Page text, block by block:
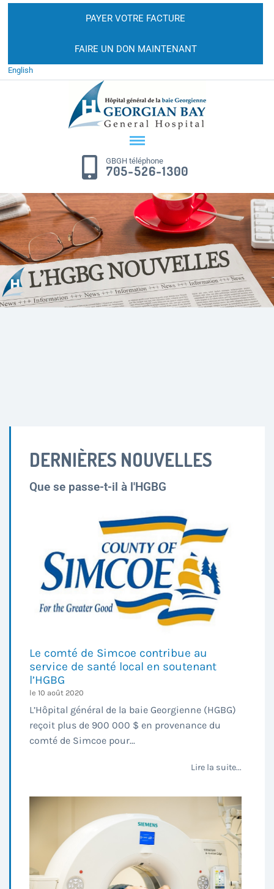
PAYER VOTRE FACTURE
FAIRE UN DON MAINTENANT
English
GBGH téléphone
705-526-1300
DERNIÈRES NOUVELLES
Que se passe-t-il à l'HGBG
Le comté de Simcoe contribue au
service de santé local en soutenant
l’HGBG
le 10 août 2020
L’Hôpital général de la baie Georgienne (HGBG)
reçoit plus de 900 000 $ en provenance du
comté de Simcoe pour...
Lire la suite...